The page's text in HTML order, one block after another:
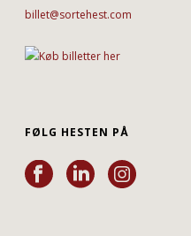
billet@sortehest.com
FØLG HESTEN PÅ